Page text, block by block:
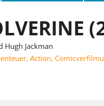
Hugh Jackman
, Action,